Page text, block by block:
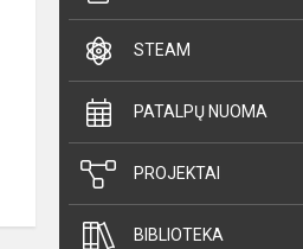
STEAM
PATALPŲ NUOMA
PROJEKTAI
BIBLIOTEKA